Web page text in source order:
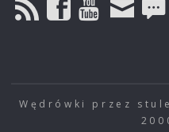
Wędrówki przez